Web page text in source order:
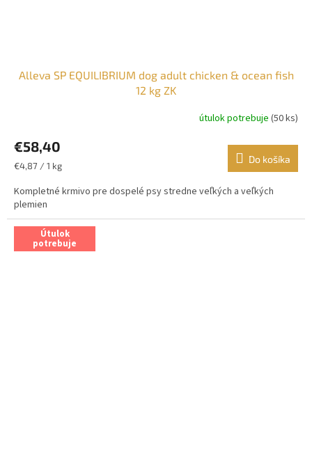
Alleva SP EQUILIBRIUM dog adult chicken & ocean fish
12 kg ZK
útulok potrebuje (50 ks)
€58,40
Jednotková
€4,87 / 1 kg
Do košíka
Kompletné krmivo pre dospelé psy stredne veľkých a veľkých
plemien
Útulok
potrebuje